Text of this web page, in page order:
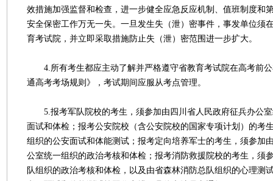
效措施加强监督和检查，进一步健全应急反应机制、值班制度和
安全保密工作万无一失。一旦发生失（泄）密事件，事发单位须
育考试院，并立即采取措施防止失（泄）密范围进一步扩大。
4.所有考生都应主动了解并严格遵守省教育考试院在高考前公
通高考考场规则》，考试期间应服从考点管理。
5.报考军队院校的考生，须参加由四川省人民政府征兵办公室
面试和体检；报考公安院校（含公安院校的国家专项计划）的考
组织的公安面试和体能测试；报考定向培养军士的考生，须参加
公室统一组织的政治考核和体检；报考消防救援院校的考生，须
队组织的政治考核和体检，以及由省森林消防总队组织的心理测